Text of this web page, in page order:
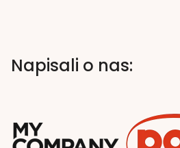
Napisali o nas: